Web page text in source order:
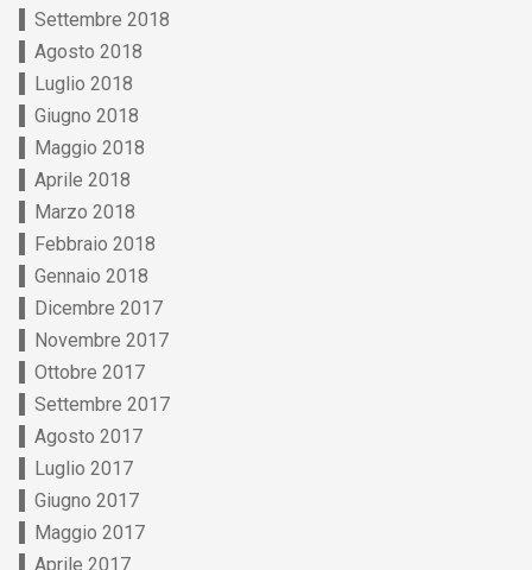
Settembre 2018
Agosto 2018
Luglio 2018
Giugno 2018
Maggio 2018
Aprile 2018
Marzo 2018
Febbraio 2018
Gennaio 2018
Dicembre 2017
Novembre 2017
Ottobre 2017
Settembre 2017
Agosto 2017
Luglio 2017
Giugno 2017
Maggio 2017
Aprile 2017